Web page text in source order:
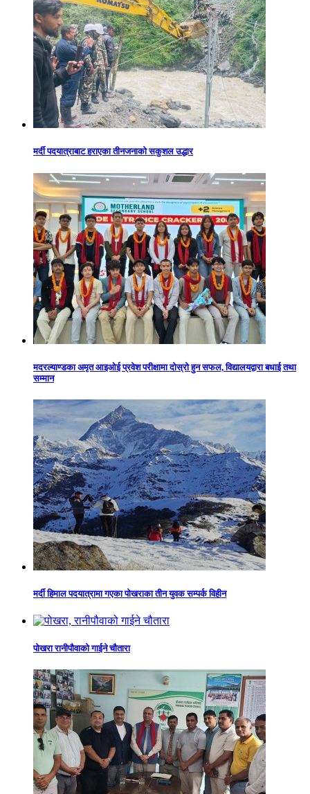
मर्दी पदयात्राबाट हराएका तीनजनाको सकुशल उद्धार
मदरल्याण्डका अमृत आइओई प्रवेश परीक्षामा दोस्रो हुन सफल, विद्यालयद्वारा बधाई तथा
सम्मान
मर्दी हिमाल पदयात्रामा गएका पोखराका तीन युवक सम्पर्क विहीन
पोखरा रानीपौवाको गाईने चौतारा